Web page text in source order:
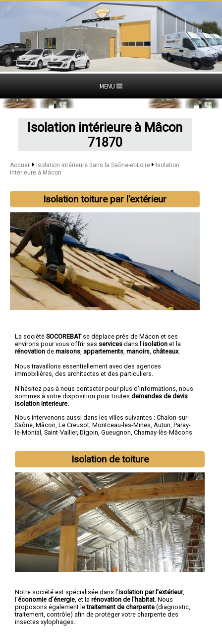
MENU
Isolation intérieure à Mâcon
71870
Accueil Isolation intérieure dans la Saône-et-Loire
Isolation
intérieure à Mâcon
Isolation toiture par l'extérieur
La société SOCOREBATse déplace près de Mâcon et ses
environs pour vous offrir ses services dans l'isolation et la
rénovation de maisons, appartements, manoirs, châteaux.
Nous travaillons essentiellement avec des agences
immobilières, des architectes et des particuliers.
N'hésitez pas à nous contacter pour plus d'informations, nous
sommes à votre disposition pour toutes demandes de devis
isolation interieure.
Nous intervenons aussi dans les villes suivantes : Chalon-sur-
Saône, Mâcon, Le Creusot, Montceau-les-Mines, Autun, Paray-
le-Monial , Saint-Vallier, Digoin, Gueugnon, Charnay-lès-Mâcons
Isolation de toiture
Notre société est spécialisée dans l’isolation par l'extérieur,
l’économie d’énergie, et la rénovation de l’habitat. Nous
proposons également letraitement de charpente (diagnostic,
traitement, contrôle) afin de protéger votre charpente des
insectes xylophages.